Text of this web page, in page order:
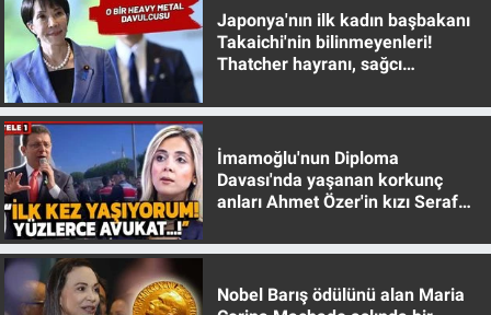
Japonya'nın ilk kadın başbakanı
Takaichi'nin bilinmeyenleri!
Thatcher hayranı, sağcı
İmamoğlu'nun Diploma
Davası'nda yaşanan korkunç
anları Ahmet Özer'in kızı Seraf
Nobel Barış ödülünü alan Maria
Popüler
Programlar
Sağlık
Spor
Teknoloji
Türkiye'nin Geleceği